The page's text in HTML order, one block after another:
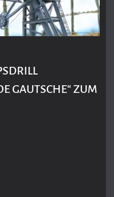
GAUTSCHE“ ZUM